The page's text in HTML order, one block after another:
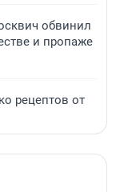
обвинил
и пропаже
рецептов от